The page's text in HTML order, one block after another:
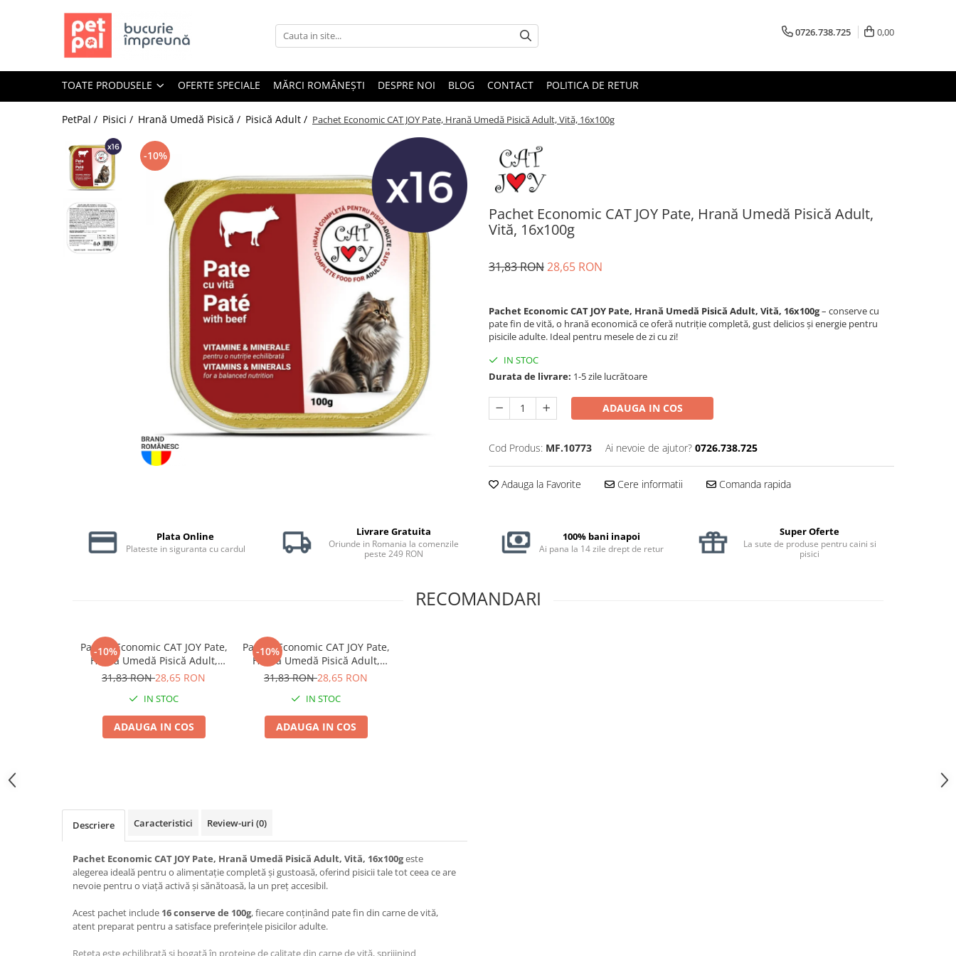
Toate Produsele
Câine Junior
Câine Senior
Hrană Umedă Câini
Diete Veterinare Câini
Zgărzi, Lese & Hamuri
Hrană Umedă Pisică
Pisică Junior
Pisică Senior
Diete Veterinare Pisică
Recompense Pisici
0726.738.725 0,00
TOATE PRODUSELE OFERTE SPECIALE MĂRCI ROMÂNEȘTI DESPRE NOI BLOG CONTACT POLITICA DE RETUR
PetPal / Pisici / Hrană Umedă Pisică / Pisică Adult / Pachet Economic CAT JOY Pate, Hrană Umedă Pisică Adult, Vită, 16x100g
Pachet Economic CAT JOY Pate, Hrană Umedă Pisică Adult,
Vită, 16x100g
-10%
31,83 RON28,65 RON
Pachet Economic CAT JOY Pate, Hrană Umedă Pisică Adult, Vită, 16x100g– conserve cu
pate fin de vită, o hrană economică ce oferă nutriție completă, gust delicios și energie pentru
pisicile adulte. Ideal pentru mesele de zi cu zi!
IN STOC
Durata de livrare: 1-5 zile lucrătoare
ADAUGA IN COS
Cod Produs: MF.10773 Ai nevoie de ajutor? 0726.738.725
Adauga la Favorite Cere informatii Comanda rapida
Plata Online
Plateste in siguranta cu cardul
Livrare Gratuita
Oriunde in Romania la comenzile
peste 249 RON
100% bani inapoi
Ai pana la 14 zile drept de retur
Super Oferte
La sute de produse pentru caini si
pisici
RECOMANDARI
-10%
Pachet Economic CAT JOY Pate,
Hrană Umedă Pisică Adult,
Pește, 16x100g
31,83 RON28,65 RON
IN STOC
ADAUGA IN COS
-10%
Pachet Economic CAT JOY Pate,
Hrană Umedă Pisică Adult,
Pasăre, 16x100g
31,83 RON28,65 RON
IN STOC
ADAUGA IN COS
Descriere Caracteristici Review-uri (0)
Pachet Economic CAT JOY Pate, Hrană Umedă Pisică Adult, Vită, 16x100geste
alegerea ideală pentru o alimentație completă și gustoasă, oferind pisicii tale tot ceea ce are
nevoie pentru o viață activă și sănătoasă, la un preț accesibil.
Acest pachet include 16 conserve de 100g, fiecare conținând pate fin din carne de vită,
atent preparat pentru a satisface preferințele pisicilor adulte.
Rețeta este echilibrată și bogată în proteine de calitate din carne de vită, sprijinind